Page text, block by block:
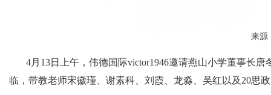
来源
4月13日上午，伟德国际victor1946邀请燕山小学董事长
临，带教老师宋徽瑾、谢素科、刘霞、龙淼、吴红以及20思